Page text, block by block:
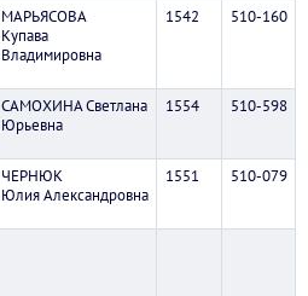
МАРЬЯСОВА
Купава
Владимировна
1542 510-160
САМОХИНА Светлана
Юрьевна
1554 510-598
ЧЕРНЮК
Юлия Александровна
1551 510-079